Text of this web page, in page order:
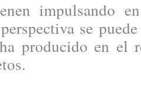
impulsando
se
producido en el